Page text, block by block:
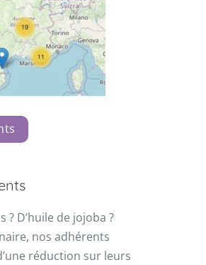
D’huile de jojoba ?
nos adhérents
réduction sur leurs